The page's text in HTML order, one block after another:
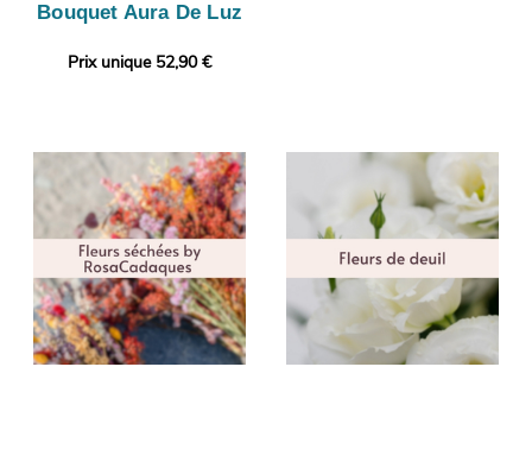
Bouquet Aura De Luz
Prix unique 52,90 €